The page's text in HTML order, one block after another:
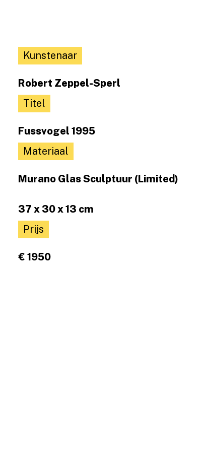
Kunstenaar
Robert Zeppel-Sperl
Titel
Fussvogel 1995
Materiaal
Murano Glas Sculptuur (Limited)
37 x 30 x 13 cm
Prijs
€ 1950